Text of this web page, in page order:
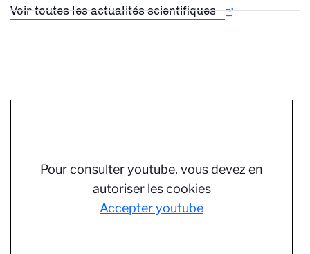
Voir toutes les actualités scientifiques
Pour consulter youtube, vous devez en
autoriser les cookies
Accepter youtube